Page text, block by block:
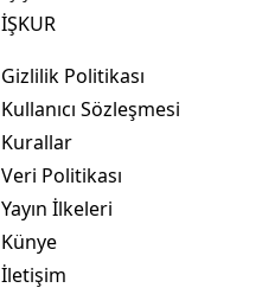
İŞKUR
Gizlilik Politikası
Kullanıcı Sözleşmesi
Kurallar
Veri Politikası
Yayın İlkeleri
Künye
İletişim